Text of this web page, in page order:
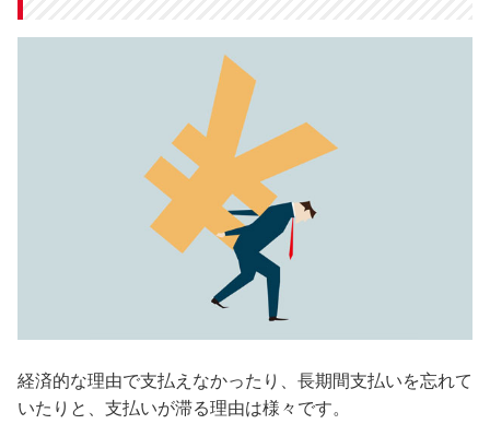
経済的な理由で支払えなかったり、長期間支払いを忘れて
いたりと、支払いが滞る理由は様々です。